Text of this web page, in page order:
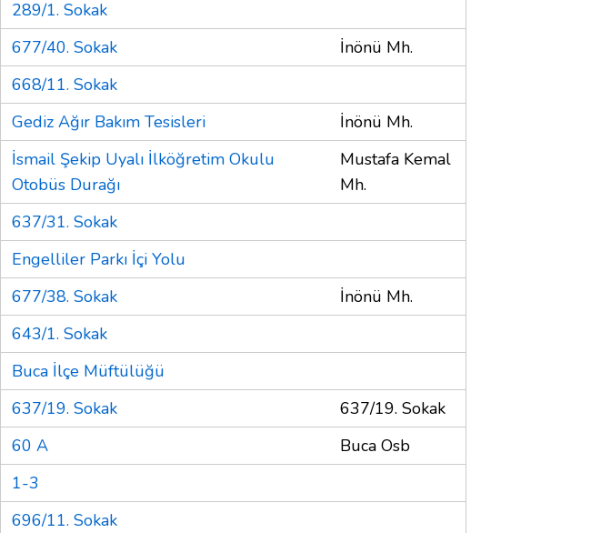
289/1. Sokak
677/40. Sokak
İnönü Mh.
668/11. Sokak
Gediz Ağır Bakım Tesisleri
İnönü Mh.
İsmail Şekip Uyalı İlköğretim Okulu
Otobüs Durağı
Mustafa Kemal
Mh.
637/31. Sokak
Engelliler Parkı İçi Yolu
677/38. Sokak
İnönü Mh.
643/1. Sokak
Buca İlçe Müftülüğü
637/19. Sokak
637/19. Sokak
60 A
Buca Osb
1-3
696/11. Sokak